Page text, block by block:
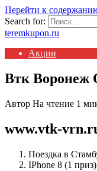
Перейти к
Search for:
teremkupon.ru
Акции
Втк Воронеж
Автор На чтение 1
www.vtk-
Поездка в
IPhone 8 (1